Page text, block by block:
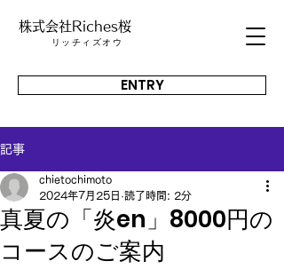
株式会社Riches桜
​リッチィズオウ
ENTRY
記事
真夏の「炎en」8000円の
コースのご案内
chietochimoto
2024年7月25日 読了時間: 2分